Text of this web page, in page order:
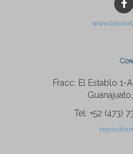
Fracc. El Establo 1-
Tel: +52 (473)